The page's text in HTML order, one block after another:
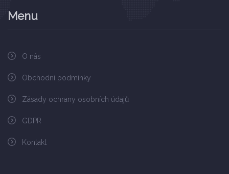
Menu
O nás
Obchodní podmínky
Zásady ochrany osobních údajů
GDPR
Kontakt